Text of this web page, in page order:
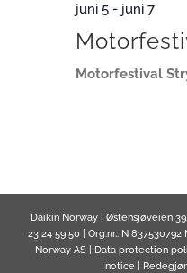
juni 5 - juni 7
Motorfestival
Daikin Norway | Østensjøveien
23 24 59 50 | Org.nr.: N
Norway AS |
Data protection
notice